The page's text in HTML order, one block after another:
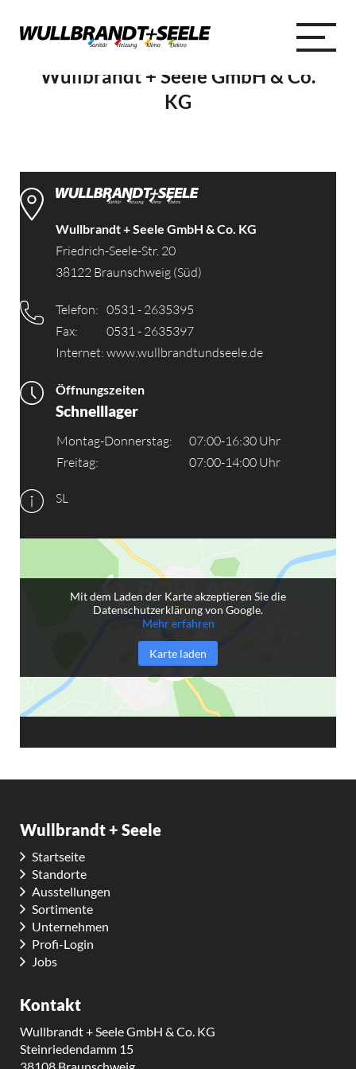
Wullbrandt + Seele GmbH & Co.
KG
Wullbrandt + Seele GmbH & Co. KG
Friedrich-Seele-Str. 20
38122 Braunschweig (Süd)
Telefon: 0531 - 2635395
Fax:
0531 - 2635397
Internet: www.wullbrandtundseele.de
Öffnungszeiten
Schnelllager
Montag-Donnerstag:
07:00-16:30 Uhr
Freitag:
07:00-14:00 Uhr
SL
Mit dem Laden der Karte akzeptieren Sie die
Datenschutzerklärung von Google.
Mehr erfahren
Karte laden
Wullbrandt + Seele
Startseite
Standorte
Ausstellungen
Sortimente
Unternehmen
Profi-Login
Jobs
Kontakt
Wullbrandt + Seele GmbH & Co. KG
Steinriedendamm 15